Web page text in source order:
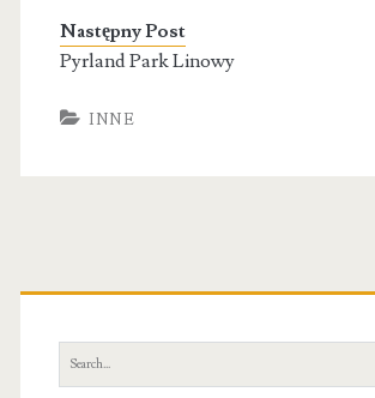
Następny Post
Pyrland Park Linowy
INNE
Primary
Sidebar
Search
for: